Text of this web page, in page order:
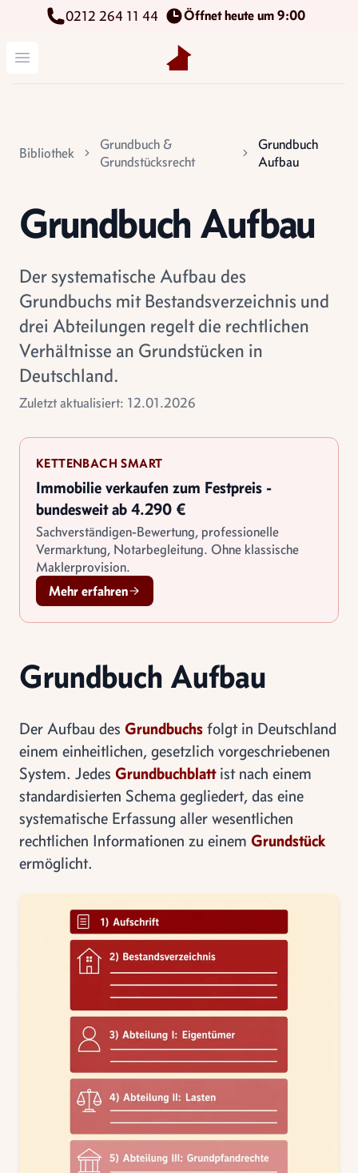
0212 264 11 44 Öffnet heute um 9:00
Menü öffnen Kettenbach Immobilien GmbH
Bibliothek
Grundbuch &
Grundstücksrecht
Grundbuch
Aufbau
Grundbuch Aufbau
Der systematische Aufbau des
Grundbuchs mit Bestandsverzeichnis und
drei Abteilungen regelt die rechtlichen
Verhältnisse an Grundstücken in
Deutschland.
Zuletzt aktualisiert: 12.01.2026
KETTENBACH SMART
Immobilie verkaufen zum Festpreis -
bundesweit ab 4.290 €
Sachverständigen-Bewertung, professionelle
Vermarktung, Notarbegleitung. Ohne klassische
Maklerprovision.
Mehr erfahren
Grundbuch Aufbau
Der Aufbau des Grundbuchs folgt in Deutschland
einem einheitlichen, gesetzlich vorgeschriebenen
System. Jedes Grundbuchblattist nach einem
standardisierten Schema gegliedert, das eine
systematische Erfassung aller wesentlichen
rechtlichen Informationen zu einem Grundstück
ermöglicht.